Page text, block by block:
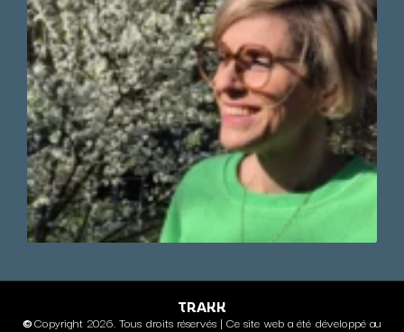
TRAKK
©Copyright 2026. Tous droits réservés | Ce site web a été développé au